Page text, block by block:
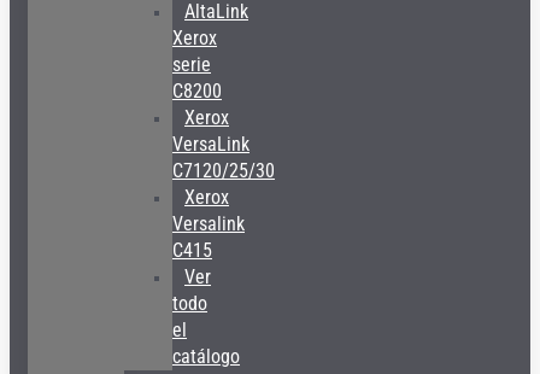
AltaLink
Xerox
serie
C8200
Xerox
VersaLink
C7120/25/30
Xerox
Versalink
C415
Ver
todo
el
catálogo